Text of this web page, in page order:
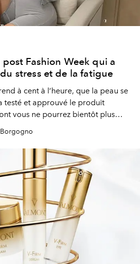
Fashion Week qui a
stress et de la fatigue
à cent à l’heure, que la peau se
testé et approuvé le produit
vous ne pourrez bientôt plus